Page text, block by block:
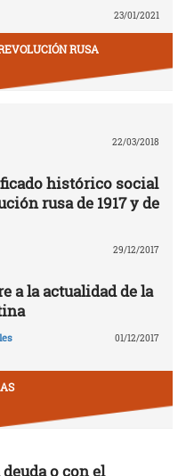
23/01/2021
RUSA
22/03/2018
histórico social
rusa de 1917 y de
29/12/2017
a la actualidad de la
01/12/2017
o con el